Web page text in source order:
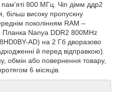
пам'яті 800 МГц. Чіп дімм ддр2
більш високу пропускну
поколінням RAM –
Планка Nanya DDR2 800MHz
AD) на 2 Гб дворазово
й перед відправкою).
обмін або повернення товару,
6 місяців.